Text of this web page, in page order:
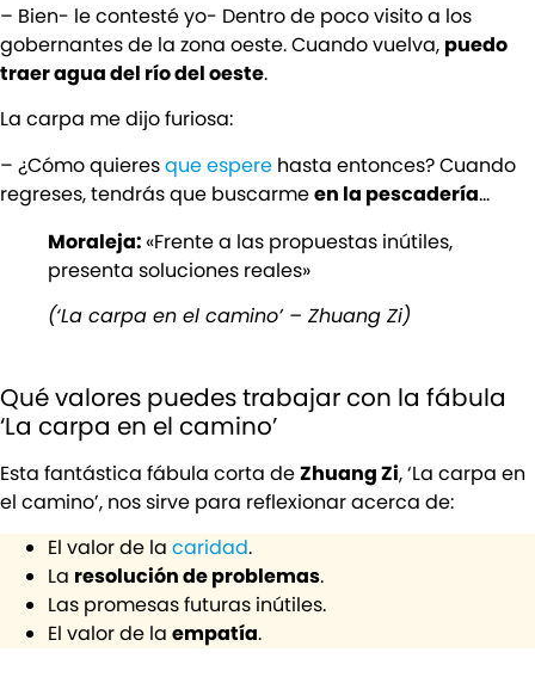
– Bien- le contesté yo- Dentro de poco visito a los
gobernantes de la zona oeste. Cuando vuelva, puedo
traer agua del río del oeste.
La carpa me dijo furiosa:
– ¿Cómo quieresque espere hasta entonces? Cuando
regreses, tendrás que buscarmeen la pescadería…
Moraleja:«Frente a las propuestas inútiles,
presenta soluciones reales»
(‘La carpa en el camino’ – Zhuang Zi)
Qué valores puedes trabajar con la fábula
‘La carpa en el camino’
Esta fantástica fábula corta deZhuang Zi, ‘La carpa en
el camino’, nos sirve para reflexionar acerca de:
El valor de la caridad.
La resolución de problemas.
Las promesas futuras inútiles.
El valor de la empatía.